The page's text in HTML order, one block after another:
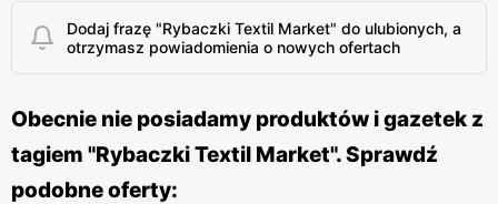
Dodaj frazę "Rybaczki Textil Market" do ulubionych, a
otrzymasz powiadomienia o nowych ofertach
Obecnie nie posiadamy produktów i gazetek z
tagiem "Rybaczki Textil Market". Sprawdź
podobne oferty: